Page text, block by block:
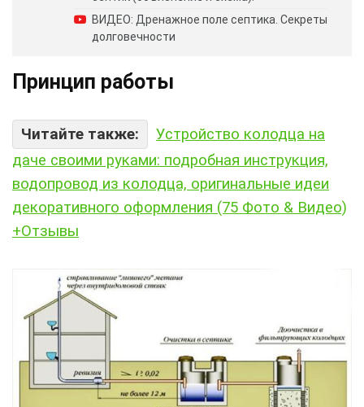
ВИДЕО: Дренажное поле септика. Секреты
долговечности
Принцип работы
Читайте также:
Устройство колодца на
даче своими руками: подробная инструкция,
водопровод из колодца, оригинальные идеи
декоративного оформления (75 Фото & Видео)
+Отзывы